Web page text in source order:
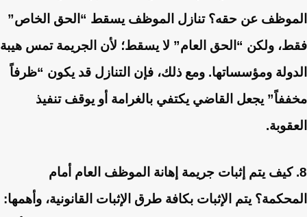
الموظف عن حقه؟ تنازل الموظف يسقط “الحق الخاص”
فقط، ولكن “الحق العام” لا يسقط؛ لأن الجريمة تمس هيبة
الدولة ومؤسساتها. ومع ذلك، فإن التنازل قد يكون “ظرفاً
مخففاً” يجعل القاضي يكتفي بالغرامة أو يوقف تنفيذ
العقوبة.
8. كيف يتم إثبات جريمة إهانة الموظف العام أمام
المحكمة؟ يتم الإثبات بكافة طرق الإثبات القانونية، وأهمها: